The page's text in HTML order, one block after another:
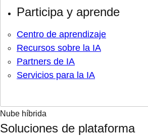
Participa y aprende
Centro de aprendizaje
Recursos sobre la IA
Partners de IA
Servicios para la IA
Nube híbrida
Soluciones de plataforma